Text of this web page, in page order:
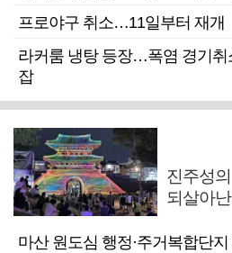
프로야구 취소…11일부터 재개
라커룸 냉탕 등장…폭염 경기취
잡
진주성
되살아
마산 원도심 행정·주거복합단